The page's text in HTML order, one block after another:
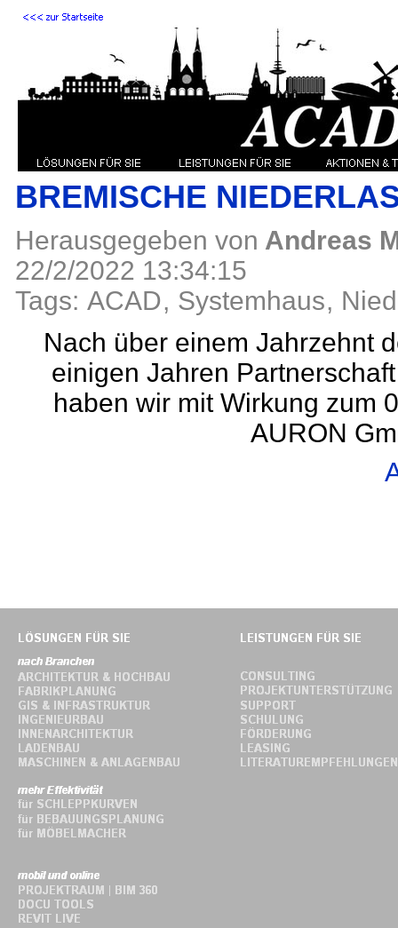
BREMISCHE
Herausgegeben von Andreas
22/2/2022 13:34:15
Tags: ACAD, Systemhaus,
Nach über einem Jahrzehnt
einigen Jahren
haben wir mit Wirkung zum
AURON